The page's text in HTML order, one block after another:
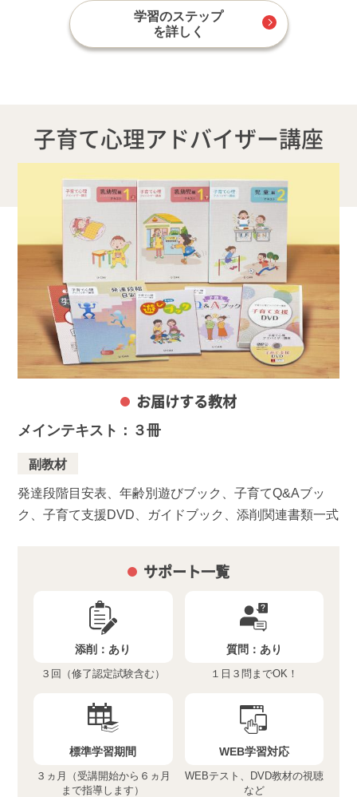
学習のステップ
を詳しく
子育て心理アドバイザー講座
お届けする教材
メインテキスト：３冊
副教材
発達段階目安表、年齢別遊びブック、子育てQ&Aブッ
ク、子育て支援DVD、ガイドブック、添削関連書類一式
サポート一覧
添削：あり
３回（修了認定試験含む）
質問： あり
１日３問までOK！
標準学習期間
３ヵ月（受講開始から６ヵ月
まで指導します）
WEB学習対応
WEBテスト、DVD教材の視聴
など